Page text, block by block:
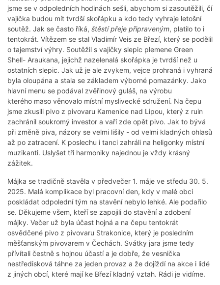
jsme se v odpoledních hodinách sešli, abychom si zasoutěžili, čí
vajíčka budou mít tvrdší skořápku a kdo tedy vyhraje letošní
soutěž. Jak se často říká, štěstí přeje připraveným, platilo to i
tentokrát. Vítězem se stal Vladimír Veis ze Březí, který se podělil
o tajemství výhry. Soutěžil s vajíčky slepic plemene Green
Shell- Araukana, jejichž nazelenalá skořápka je tvrdší než u
ostatních slepic. Jak už je ale zvykem, vejce prohraná i vyhraná
byla oloupána a stala se základem výborné pomazánky. Jako
hlavní menu se podával zvěřinový guláš, na výrobu
kterého maso věnovalo místní myslivecké sdružení. Na čepu
jsme zkusili pivo z pivovaru Kamenice nad Lipou, který z ruin
zachránil soukromý investor a vaří zde opět pivo. Jak to bývá
při změně piva, názory se velmi lišily - od velmi kladných ohlasů
až po zatracení. K poslechu i tanci zahráli na heligonky místní
muzikanti. Uslyšet tři harmoniky najednou je vždy krásný
zážitek.
Májka se tradičně stavěla v předvečer 1. máje ve středu 30. 5.
2025. Malá komplikace byl pracovní den, kdy v malé obci
poskládat odpolední tým na stavění nebylo lehké. Ale podařilo
se. Děkujeme všem, kteří se zapojili do stavění a zdobení
májky. Večer už byla účast hojná a na čepu tentokrát
osvědčené pivo z pivovaru Strakonice, který je posledním
měšťanským pivovarem v Čechách. Svátky jara jsme tedy
přívítali čestně s hojnou účastí a je dobře, že vesnička
nestředisková táhne za jeden provaz a že dojíždí na akce i lidé
z jiných obcí, které mají ke Březí kladný vztah. Rádi je vidíme.